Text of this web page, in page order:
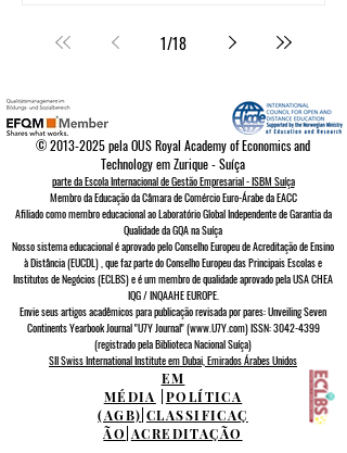
1/18
©2013-2025pela OUS Royal Academy of Economics and
Technology em Zurique - Suíça
parte da Escola Internacional de Gestão Empresarial - ISBM Suíça
Membro da Educação da Câmara de Comércio Euro-Árabe da EACC
Afiliado como membro educacional ao Laboratório Global Independente de Garantia da
Qualidade da GQAna Suíça
Nosso sistema educacional é aprovado peloConselho Europeu deAcreditação de Ensino
à Distância (EUCDL), que faz parte doConselho Europeu das Principais Escolas e
Institutos de Negócios (ECLBS)e é um membro de qualidade aprovado pela USA CHEA
IQG / INQAAHE EUROPE.
Envie seus artigos acadêmicos para publicação revisada por pares: Unveiling Seven
Continents Yearbook Journal "U7Y Journal" (www.U7Y.com) ISSN: 3042-4399
(registrado pela Biblioteca Nacional Suíça)
SII Swiss International Institute em Dubai, Emirados Árabes Unidos
EM
MÉDIA
POLÍTICA
(AGB) CLASSIFICAÇ
ÃO ACREDITAÇÃO